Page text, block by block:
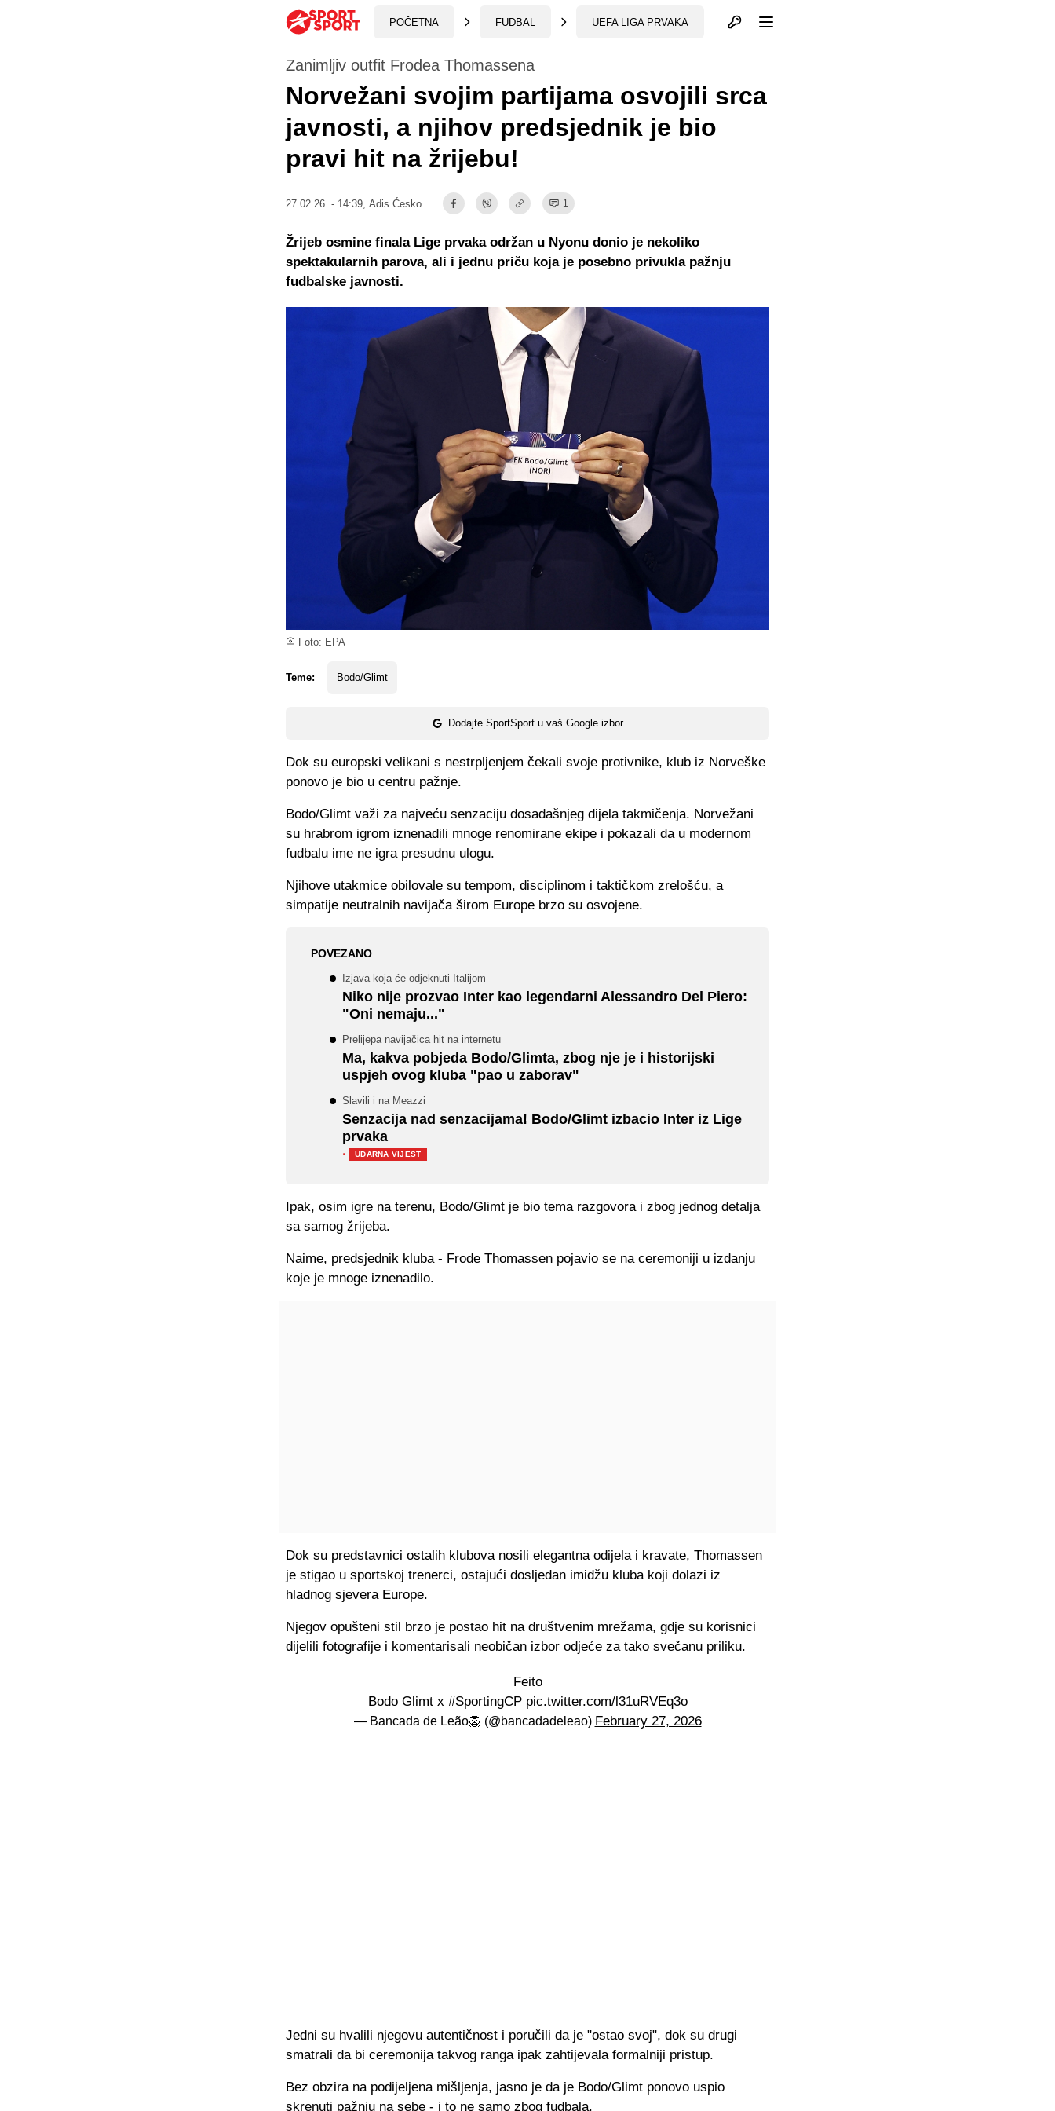
POČETNA FUDBAL UEFA LIGA PRVAKA Otvori profil
Foto: EPA
Zanimljiv outfit Frodea Thomassena
Norvežani svojim partijama osvojili srca
javnosti, a njihov predsjednik je bio
pravi hit na žrijebu!
27.02.26. - 14:39, Adis Ćesko 1
Teme: Bodo/Glimt
Dodajte SportSport u vaš Google izbor
Žrijeb osmine finala Lige prvaka održan u Nyonu donio je nekoliko
spektakularnih parova, ali i jednu priču koja je posebno privukla pažnju
fudbalske javnosti.
Dok su europski velikani s nestrpljenjem čekali svoje protivnike, klub iz Norveške
ponovo je bio u centru pažnje.
Bodo/Glimt važi za najveću senzaciju dosadašnjeg dijela takmičenja. Norvežani
su hrabrom igrom iznenadili mnoge renomirane ekipe i pokazali da u modernom
fudbalu ime ne igra presudnu ulogu.
Njihove utakmice obilovale su tempom, disciplinom i taktičkom zrelošću, a
simpatije neutralnih navijača širom Europe brzo su osvojene.
POVEZANO
Izjava koja će odjeknuti Italijom
Niko nije prozvao Inter kao legendarni Alessandro Del Piero:
"Oni nemaju..."
Prelijepa navijačica hit na internetu
Ma, kakva pobjeda Bodo/Glimta, zbog nje je i historijski
uspjeh ovog kluba "pao u zaborav"
Slavili i na Meazzi
Senzacija nad senzacijama! Bodo/Glimt izbacio Inter iz Lige
prvaka
·
UDARNA VIJEST
Ipak, osim igre na terenu, Bodo/Glimt je bio tema razgovora i zbog jednog detalja
sa samog žrijeba.
Naime, predsjednik kluba - Frode Thomassen pojavio se na ceremoniji u izdanju
koje je mnoge iznenadilo.
Dok su predstavnici ostalih klubova nosili elegantna odijela i kravate, Thomassen
je stigao u sportskoj trenerci, ostajući dosljedan imidžu kluba koji dolazi iz
hladnog sjevera Europe.
Njegov opušteni stil brzo je postao hit na društvenim mrežama, gdje su korisnici
dijelili fotografije i komentarisali neobičan izbor odjeće za tako svečanu priliku.
Feito
Bodo Glimt x #SportingCP pic.twitter.com/l31uRVEq3o
— Bancada de Leão🦁 (@bancadadeleao) February 27, 2026
Jedni su hvalili njegovu autentičnost i poručili da je "ostao svoj", dok su drugi
smatrali da bi ceremonija takvog ranga ipak zahtijevala formalniji pristup.
Bez obzira na podijeljena mišljenja, jasno je da je Bodo/Glimt ponovo uspio
skrenuti pažnju na sebe - i to ne samo zbog fudbala.